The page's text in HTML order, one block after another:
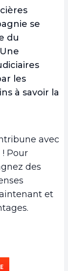
se
du
les
à savoir la
avec
Pour
des
et